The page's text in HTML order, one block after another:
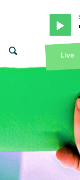
von Suki
Live